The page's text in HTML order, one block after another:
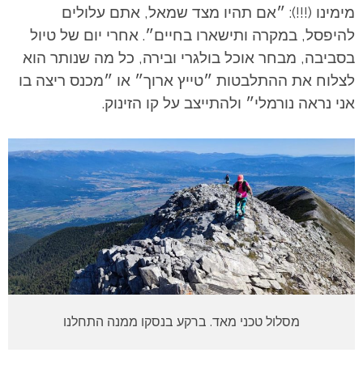
מימינו (!!!): ״אם תהיו מצד שמאל, אתם עלולים
להיפסל, במקרה ותישארו בחיים״. אחרי יום של טיול
בסביבה, מבחר אוכל בולגרי ובירה, כל מה שנותר הוא
לצלוח את ההתלבטות ״טייץ ארוך״ או ״מכנס ריצה בו
אני נראה נורמלי״ ולהתייצב על קו הזינוק.
מסלול טכני מאד. ברקע בנסקו ממנה התחלנו